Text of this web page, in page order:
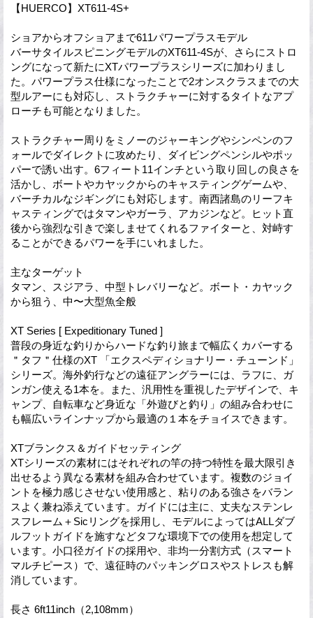
【HUERCO】XT611-4S+
ショアからオフショアまで611パワープラスモデル
バーサタイルスピニングモデルのXT611-4Sが、さらにストロ
ングになって新たにXTパワープラスシリーズに加わりまし
た。パワープラス仕様になったことで2オンスクラスまでの大
型ルアーにも対応し、ストラクチャーに対するタイトなアプ
ローチも可能となりました。
ストラクチャー周りをミノーのジャーキングやシンペンのフ
ォールでダイレクトに攻めたり、ダイビングペンシルやポッ
パーで誘い出す。6フィート11インチという取り回しの良さを
活かし、ボートやカヤックからのキャスティングゲームや、
バーチカルなジギングにも対応します。南西諸島のリーフキ
ャスティングではタマンやガーラ、アカジンなど。ヒット直
後から強烈な引きで楽しませてくれるファイターと、対峙す
ることができるパワーを手にいれました。
主なターゲット
タマン、スジアラ、中型トレバリーなど。ボート・カヤック
から狙う、中〜大型魚全般
XT Series [ Expeditionary Tuned ]
普段の身近な釣りからハードな釣り旅まで幅広くカバーする
＂タフ＂仕様のXT 「エクスペディショナリー・チューンド」
シリーズ。海外釣行などの遠征アングラーには、ラフに、ガ
ンガン使える1本を。また、汎用性を重視したデザインで、キ
ャンプ、自転車など身近な「外遊びと釣り」の組み合わせに
も幅広いラインナップから最適の１本をチョイスできます。
XTブランクス＆ガイドセッティング
XTシリーズの素材にはそれぞれの竿の持つ特性を最大限引き
出せるよう異なる素材を組み合わせています。複数のジョイ
ントを極力感じさせない使用感と、粘りのある強さをバラン
スよく兼ね添えています。ガイドには主に、丈夫なステンレ
スフレーム＋Sicリングを採用し、モデルによってはALLダブ
ルフットガイドを施すなどタフな環境下での使用を想定して
います。小口径ガイドの採用や、非均一分割方式（スマート
マルチピース）で、遠征時のパッキングロスやストレスも解
消しています。
長さ 6ft11inch（2,108mm）